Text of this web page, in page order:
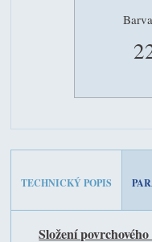
TECHNICKÝ POPIS
Složení